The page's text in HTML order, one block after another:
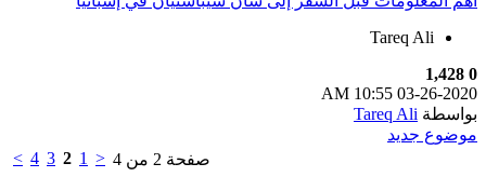
Tareq Ali
0
1,428
03-26-2020
10:55 AM
بواسطة Tareq Ali
موضوع جديد
صفحة 2 من 4
<
1
2
3
4
>